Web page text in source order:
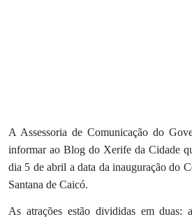
A Assessoria de Comunicação do
informar ao Blog do Xerife da Cidade
dia 5 de abril a data da inauguração do
Santana de Caicó.
As atrações estão divididas em duas: